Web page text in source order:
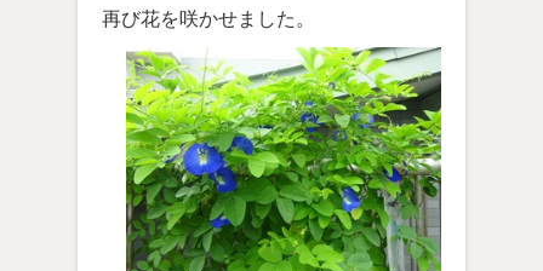
再び花を咲かせました。